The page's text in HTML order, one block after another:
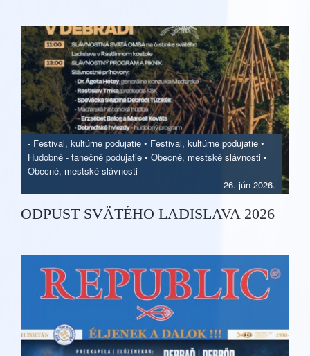
- Festival, kultúrne podujatie • Festival, kultúrne podujatie •
Hudobné - tanečné podujatie • Obecné, mestské slávnosti •
Obecné, mestské slávnosti
26. jún 2026.
ODPUST SVÄTÉHO LADISLAVA 2026